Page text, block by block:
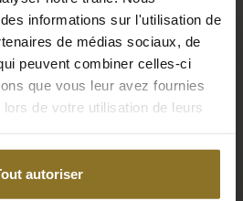
informations sur l'utilisation de
de médias sociaux, de
peuvent combiner celles-ci
que vous leur avez fournies
de votre utilisation de leurs
autoriser
GAGNANT DU
EHA 2023
confort optimal à quiconque
au monde, noblechairs
la plus moderne à un design